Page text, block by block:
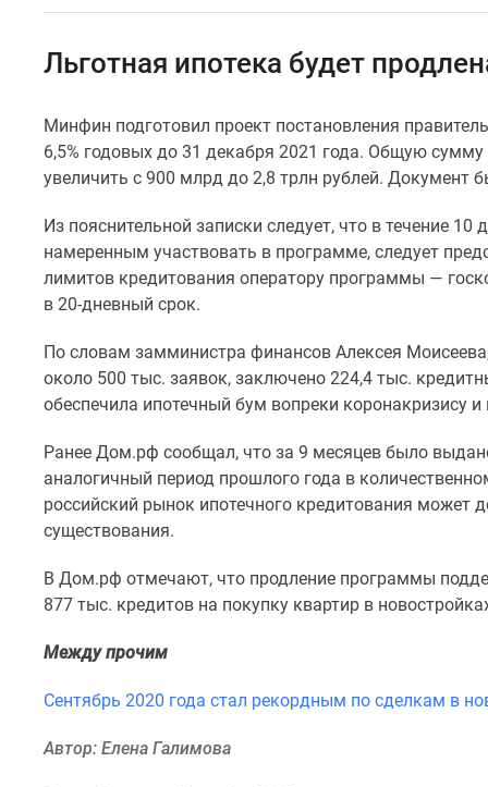
помещения
застройщики
Панорамы
новостроек
новостроек
новостроек
Экология
Москвы
Подмосковья
комнатные
комнатные
комнатные
Ипотечный
калькулятор
ипотека
ипотека
программы
Льготная ипотека будет
Минфин подготовил проект постановления
6,5% годовых до 31 декабря 2021 года. Общую
увеличить с 900 млрд до 2,8 трлн рублей. Документ
Из пояснительной записки следует, что в течение
намеренным участвовать в программе, следует
лимитов кредитования оператору программы —
в 20-дневный срок.
По словам замминистра финансов Алексея
около 500 тыс. заявок, заключено 224,4 тыс.
обеспечила ипотечный бум вопреки коронакризису
Ранее Дом.рф сообщал, что за 9 месяцев было
аналогичный период прошлого года в
российский рынок ипотечного кредитования может
существования.
В Дом.рф отмечают, что продление программы
877 тыс. кредитов на покупку квартир в
Между прочим
Сентябрь 2020 года стал рекордным по сделкам в
Автор: Елена Галимова